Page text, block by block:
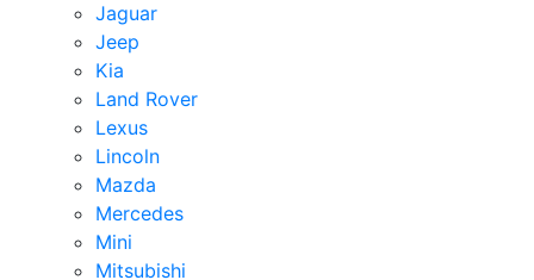
Jaguar
Jeep
Kia
Land Rover
Lexus
Lincoln
Mazda
Mercedes
Mini
Mitsubishi